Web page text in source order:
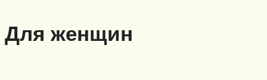
Для женщин